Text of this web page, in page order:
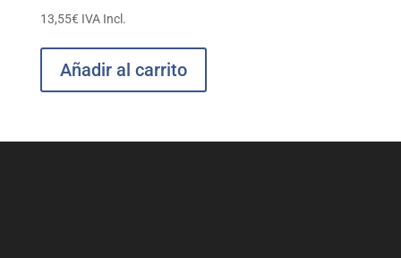
13,55€ IVA Incl.
Añadir al carrito